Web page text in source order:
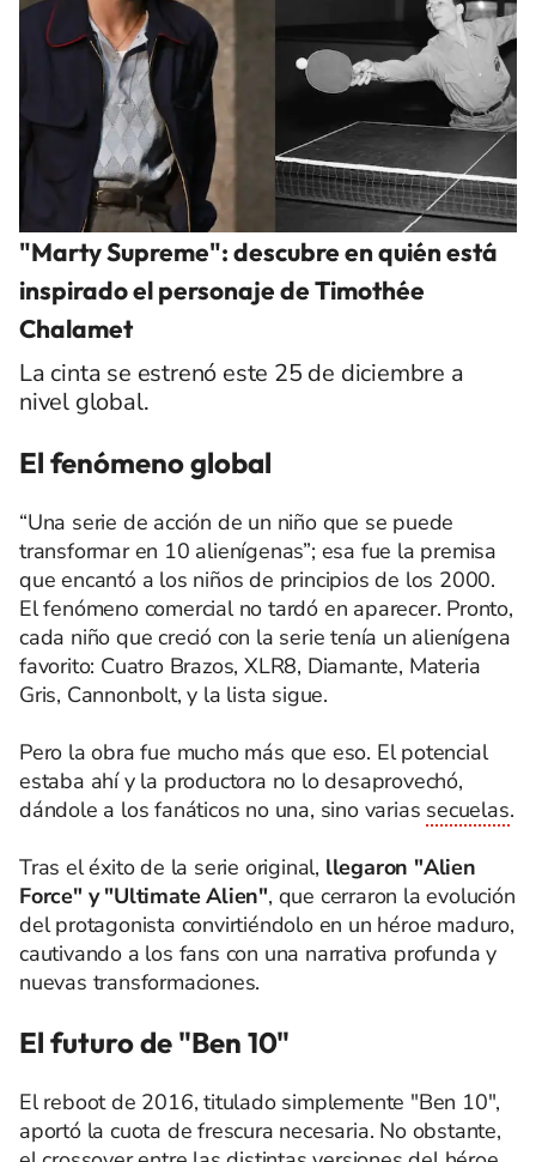
"Marty Supreme": descubre en quién está
inspirado el personaje de Timothée
Chalamet
La cinta se estrenó este 25 de diciembre a
nivel global.
El fenómeno global
“Una serie de acción de un niño que se puede
transformar en 10 alienígenas”; esa fue la premisa
que encantó a los niños de principios de los 2000.
El fenómeno comercial no tardó en aparecer. Pronto,
cada niño que creció con la serie tenía un alienígena
favorito: Cuatro Brazos, XLR8, Diamante, Materia
Gris, Cannonbolt, y la lista sigue.
Pero la obra fue mucho más que eso. El potencial
estaba ahí y la productora no lo desaprovechó,
dándole a los fanáticos no una, sino varias secuelas.
Tras el éxito de la serie original, llegaron "Alien
Force" y "Ultimate Alien", que cerraron la evolución
del protagonista convirtiéndolo en un héroe maduro,
cautivando a los fans con una narrativa profunda y
nuevas transformaciones.
El futuro de "Ben 10"
El reboot de 2016, titulado simplemente "Ben 10",
aportó la cuota de frescura necesaria. No obstante,